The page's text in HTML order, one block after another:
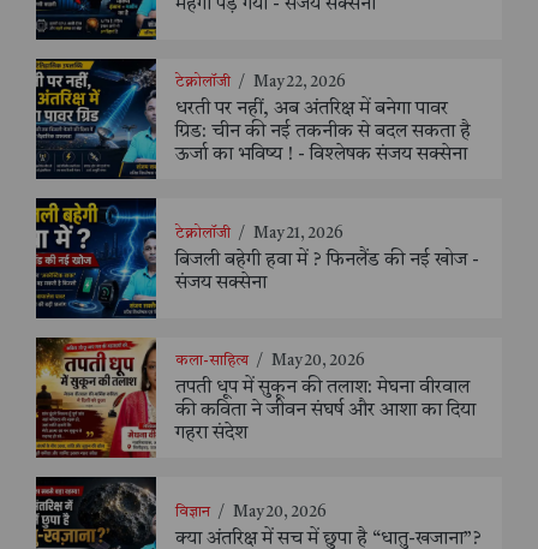
महंगा पड़ गया - संजय सक्सैना
टेक्नोलॉजी / May 22, 2026
धरती पर नहीं, अब अंतरिक्ष में बनेगा पावर
ग्रिड: चीन की नई तकनीक से बदल सकता है
ऊर्जा का भविष्य ! - विश्लेषक संजय सक्सेना
टेक्नोलॉजी / May 21, 2026
बिजली बहेगी हवा में ? फिनलैंड की नई खोज -
संजय सक्सेना
कला-साहित्य / May 20, 2026
तपती धूप में सुकून की तलाश: मेघना वीरवाल
की कविता ने जीवन संघर्ष और आशा का दिया
गहरा संदेश
विज्ञान / May 20, 2026
क्या अंतरिक्ष में सच में छुपा है “धातु-खजाना”?